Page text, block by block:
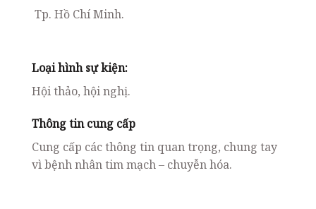
Tp. Hồ Chí Minh.
Loại hình sự kiện:
Hội thảo, hội nghị.
Thông tin cung cấp
Cung cấp các thông tin quan trọng, chung tay
vì bệnh nhân tim mạch – chuyễn hóa.​